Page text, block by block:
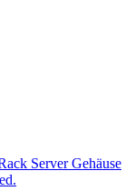
Server Gehäuse